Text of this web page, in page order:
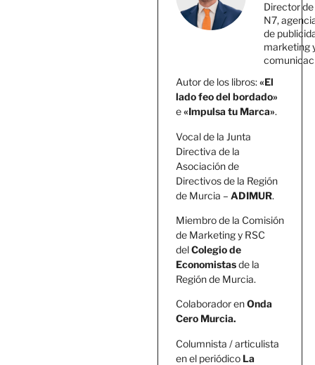
Director de
N7,
de
marketing
Autor de los libros:«El
lado feo del bordado»
e«Impulsa tu Marca».
Vocal de la Junta
Directiva de la
Asociación de
Directivos de la Región
de Murcia – ADIMUR.
Miembro de la Comisión
de Marketing y RSC
delColegio de
Economistasde la
Región de Murcia.
Colaborador enOnda
Cero Murcia.
Columnista / articulista
en el periódico La